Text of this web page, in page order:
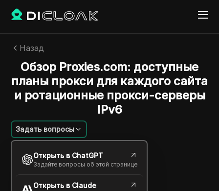
Назад
Обзор Proxies.com: доступные
планы прокси для каждого сайта
и ротационные прокси-серверы
IPv6
Задать вопросы
Открыть в ChatGPT
Задайте вопросы об этой странице
Открыть в Claude
Лиминхуэй
22 сент. 2025 2 минут
Copy Link